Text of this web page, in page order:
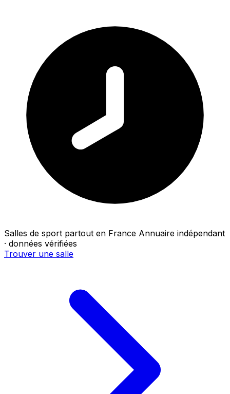
Salles de sport partout en France Annuaire indépendant
· données vérifiées
Trouver une salle